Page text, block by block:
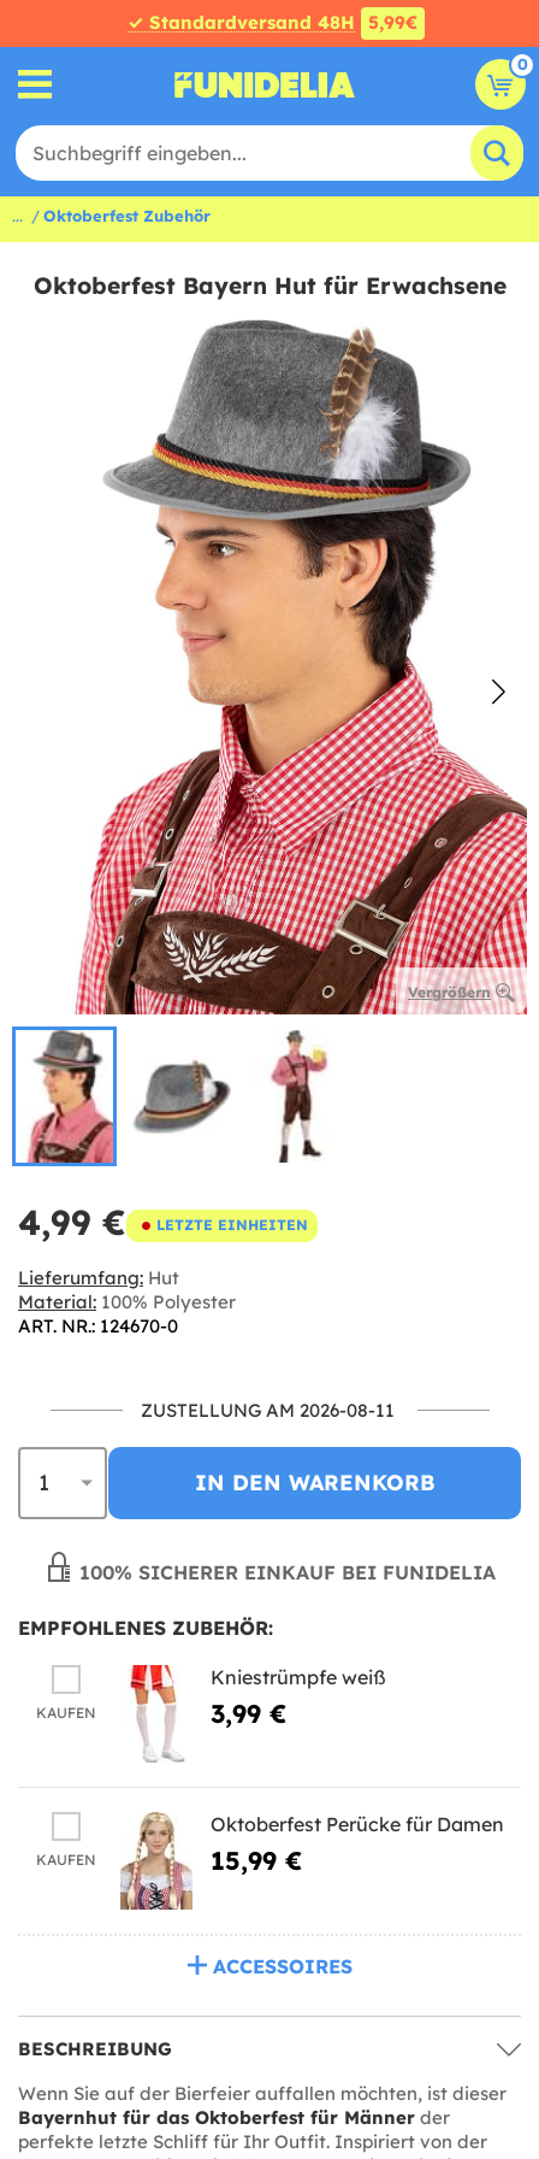
✓ Standardversand 48H 5,99€
0
... Oktoberfest Zubehör
Oktoberfest Bayern Hut für Erwachsene
Vergrößern
4,99 € LETZTE EINHEITEN
Lieferumfang: Hut
Material: 100% Polyester
ART. NR.: 124670-0
ZUSTELLUNG AM 2026-08-11
IN DEN WARENKORB
100% SICHERER EINKAUF BEI FUNIDELIA
EMPFOHLENES ZUBEHÖR:
KAUFEN
Kniestrümpfe weiß
3,99 €
KAUFEN
Oktoberfest Perücke für Damen
15,99 €
ACCESSOIRES
BESCHREIBUNG
Wenn Sie auf der Bierfeier auffallen möchten, ist dieser
Bayernhut für das Oktoberfest für Männer der
perfekte letzte Schliff für Ihr Outfit. Inspiriert von der